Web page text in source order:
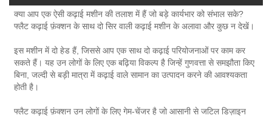
क्या आप एक ऐसी कढ़ाई मशीन की तलाश में हैं जो बड़े कार्यभार को संभाल सके?
फ्लैट कढ़ाई फ़ंक्शन के साथ दो सिर वाली कढ़ाई मशीन के अलावा और कुछ न देखें।
इस मशीन में दो हेड हैं, जिससे आप एक साथ दो कढ़ाई परियोजनाओं पर काम कर
सकते हैं। यह उन लोगों के लिए एक बढ़िया विकल्प है जिन्हें गुणवत्ता से समझौता किए
बिना, जल्दी से बड़ी मात्रा में कढ़ाई वाले सामान का उत्पादन करने की आवश्यकता
होती है।
फ्लैट कढ़ाई फ़ंक्शन उन लोगों के लिए गेम-चेंजर है जो आसानी से जटिल डिज़ाइन